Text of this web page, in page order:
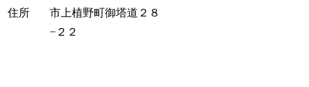
住所
市上植野町御塔道２８
−２２